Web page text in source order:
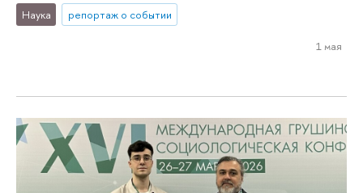
Наука репортаж о событии
1 мая